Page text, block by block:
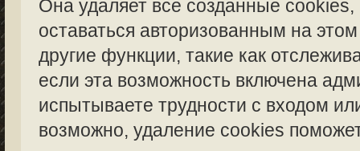
Она удаляет все созданные
оставаться авторизованным на
другие функции, такие как
если эта возможность включена
испытываете трудности с входом
возможно, удаление cookies